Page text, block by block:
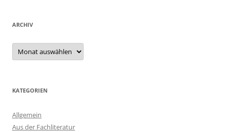
ARCHIV
Archiv
KATEGORIEN
Allgemein
Aus der Fachliteratur